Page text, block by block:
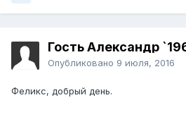
Гость Александр
Опубликовано 9 июля, 2016
Феликс, добрый день.